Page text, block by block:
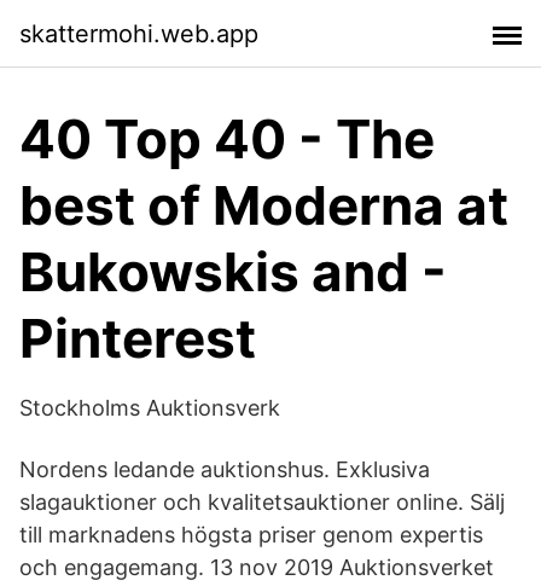
skattermohi.web.app
40 Top 40 - The
best of Moderna at
Bukowskis and -
Pinterest
Stockholms Auktionsverk
Nordens ledande auktionshus. Exklusiva
slagauktioner och kvalitetsauktioner online. Sälj
till marknadens högsta priser genom expertis
och engagemang. 13 nov 2019 Auktionsverket